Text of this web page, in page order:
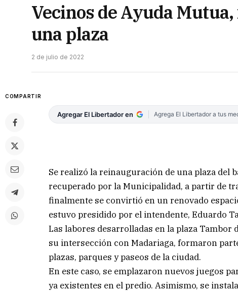
Vecinos de Ayuda
una plaza
2 de julio de 2022
COMPARTIR
Agregar El Libertador en Agrega El Libertador a tus
Se realizó la reinauguración de una plaza
recuperado por la Municipalidad, a partir de
finalmente se convirtió en un renovado
estuvo presidido por el intendente, Eduardo
Las labores desarrolladas en la plaza Tambor
su intersección con Madariaga, formaron
plazas, parques y paseos de la ciudad.
En este caso, se emplazaron nuevos juegos
ya existentes en el predio. Asimismo, se